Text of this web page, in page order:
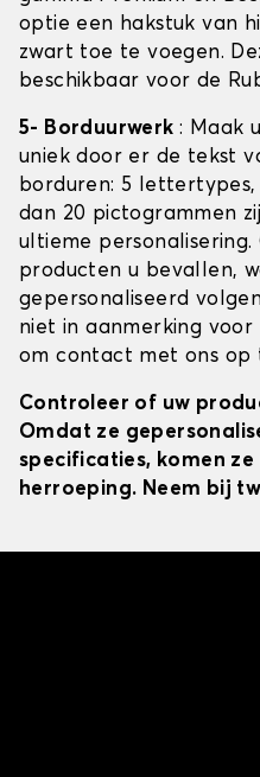
optie een hakstuk van
zwart toe te voegen.
beschikbaar voor de
5- Borduurwerk : Maak
uniek door er de tekst
borduren: 5 lettertypes,
dan 20 pictogrammen
ultieme
producten u bevallen,
gepersonaliseerd
niet in aanmerking
om contact met ons op
Controleer of uw
Omdat ze
specificaties, komen
herroeping. Neem bij